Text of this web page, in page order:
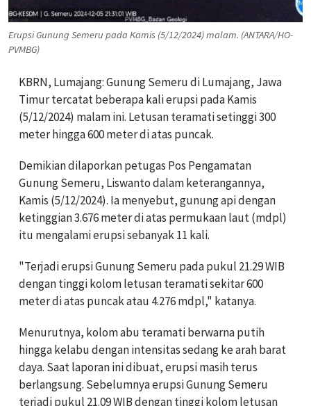
Erupsi Gunung Semeru pada Kamis (5/12/2024) malam. (ANTARA/HO-
PVMBG)
KBRN, Lumajang: Gunung Semeru di Lumajang, Jawa
Timur tercatat beberapa kali erupsi pada Kamis
(5/12/2024) malam ini. Letusan teramati setinggi 300
meter hingga 600 meter di atas puncak.
Demikian dilaporkan petugas Pos Pengamatan
Gunung Semeru, Liswanto dalam keterangannya,
Kamis (5/12/2024). Ia menyebut, gunung api dengan
ketinggian 3.676 meter di atas permukaan laut (mdpl)
itu mengalami erupsi sebanyak 11 kali.
"Terjadi erupsi Gunung Semeru pada pukul 21.29 WIB
dengan tinggi kolom letusan teramati sekitar 600
meter di atas puncak atau 4.276 mdpl," katanya.
Menurutnya, kolom abu teramati berwarna putih
hingga kelabu dengan intensitas sedang ke arah barat
daya. Saat laporan ini dibuat, erupsi masih terus
berlangsung. Sebelumnya erupsi Gunung Semeru
terjadi pukul 21.09 WIB dengan tinggi kolom letusan